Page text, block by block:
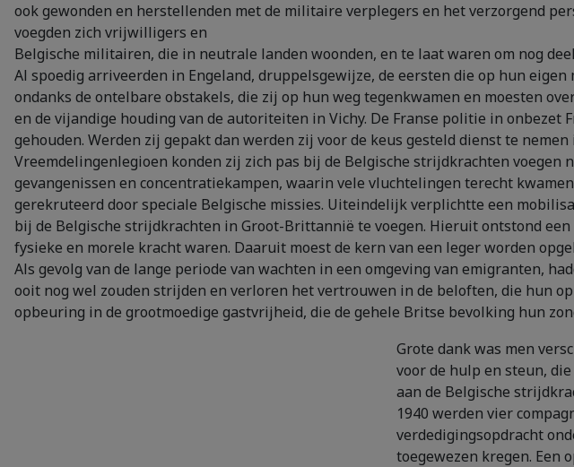
ook gewonden en herstellenden met de militaire verplegers en het verzorgend
voegden zich vrijwilligers en
Belgische militairen, die in neutrale landen woonden, en te laat waren om nog
Al spoedig arriveerden in Engeland, druppelsgewijze, de eersten die op hun
ondanks de ontelbare obstakels, die zij op hun weg tegenkwamen en moesten
en de vijandige houding van de autoriteiten in Vichy. De Franse politie in
gehouden. Werden zij gepakt dan werden zij voor de keus gesteld dienst te
Vreemdelingenlegioen konden zij zich pas bij de Belgische strijdkrachten
gevangenissen en concentratiekampen, waarin vele vluchtelingen terecht
gerekruteerd door speciale Belgische missies. Uiteindelijk verplichtte een
bij de Belgische strijdkrachten in Groot-Brittannië te voegen. Hieruit ontstond
fysieke en morele kracht waren. Daaruit moest de kern van een leger worden
Als gevolg van de lange periode van wachten in een omgeving van emigranten,
ooit nog wel zouden strijden en verloren het vertrouwen in de beloften, die hun
opbeuring in de grootmoedige gastvrijheid, die de gehele Britse bevolking hun
Grote dank was men
voor de hulp en steun,
aan de Belgische
1940 werden vier
verdedigingsopdracht
toegewezen kregen. Een